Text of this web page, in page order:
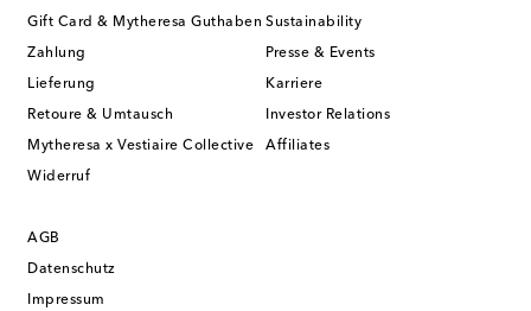
Gift Card & Mytheresa Guthaben
Zahlung
Lieferung
Retoure & Umtausch
Mytheresa x Vestiaire Collective
Widerruf
Sustainability
Presse & Events
Karriere
Investor Relations
Affiliates
AGB
Datenschutz
Impressum